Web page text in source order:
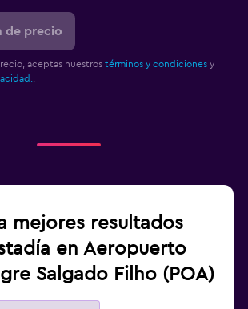
de precio
aceptas nuestros términos y condiciones y
.
mejores resultados
en Aeropuerto
Salgado Filho (POA)